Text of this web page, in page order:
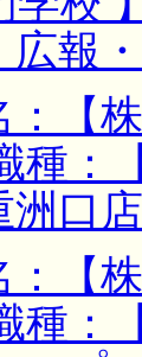
広報
：【
種：
口店
：【
種：